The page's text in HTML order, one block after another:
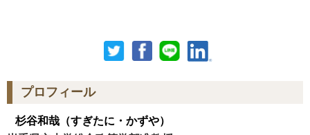
プロフィール
杉谷和哉 （すぎたに・かずや）